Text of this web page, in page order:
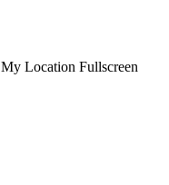
My Location Fullscreen